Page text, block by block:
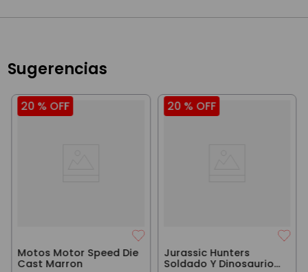
Sugerencias
20 % OFF
Motos Motor Speed Die
Cast Marron
20 % OFF
Jurassic Hunters
Soldado Y Dinosaurio